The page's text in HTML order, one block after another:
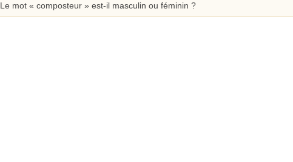
Le mot « composteur » est-il masculin ou féminin ?